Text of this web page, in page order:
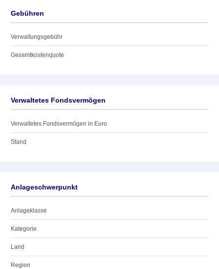
Gebühren
Verwaltungsgebühr
Gesamtkostenquote
Verwaltetes Fondsvermögen
Verwaltetes Fondsvermögen in Euro
Stand
Anlageschwerpunkt
Anlageklasse
Kategorie
Land
Region